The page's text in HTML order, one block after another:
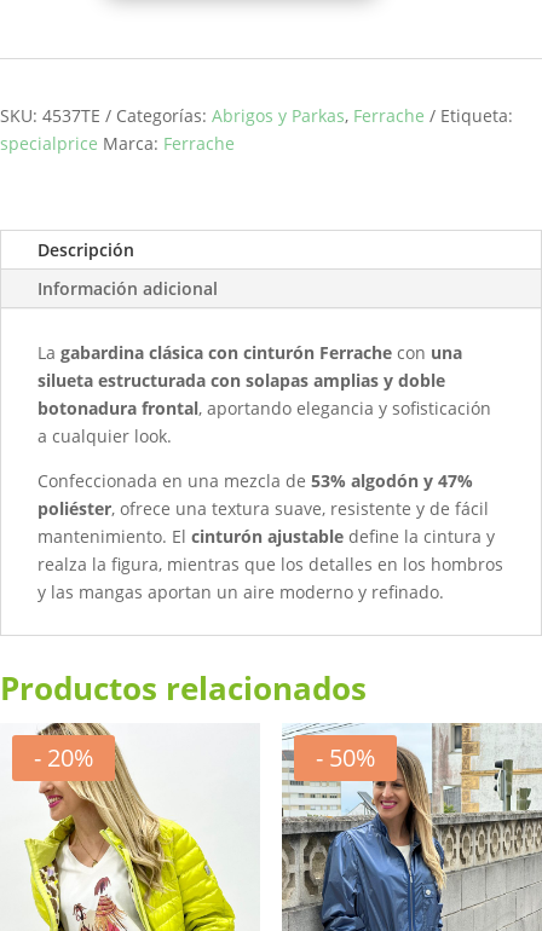
SKU: 4537TE Categorías: Abrigos y Parkas, Ferrache
Etiqueta:
specialprice Marca: Ferrache
Descripción
Información adicional
La gabardina clásica con cinturón Ferrache con una
silueta estructurada con solapas amplias y doble
botonadura frontal, aportando elegancia y sofisticación
a cualquier look.
Confeccionada en una mezcla de 53% algodón y 47%
poliéster, ofrece una textura suave, resistente y de fácil
mantenimiento. El cinturón ajustable define la cintura y
realza la figura, mientras que los detalles en los hombros
y las mangas aportan un aire moderno y refinado.
Productos relacionados
- 20% - 50%